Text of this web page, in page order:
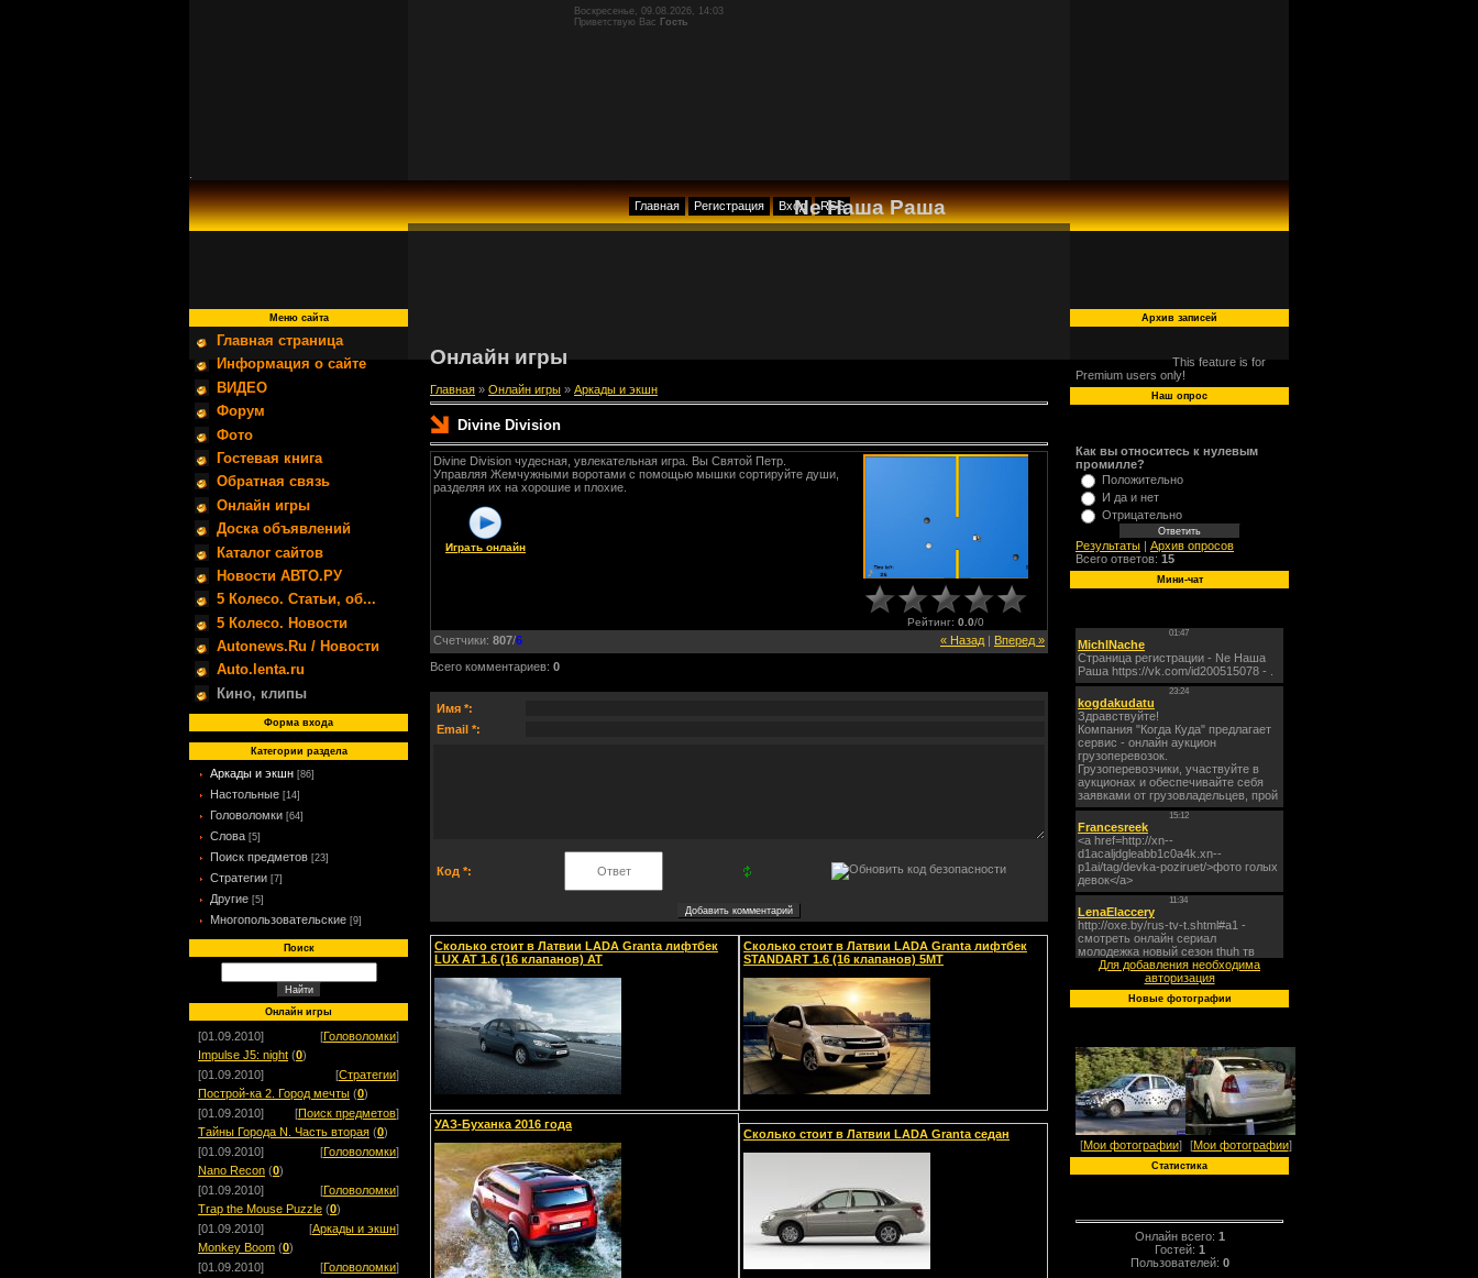
Воскресенье, 09.08.2026, 14:03
Приветствую Вас Гость
Ne Наша Раша
Главная Регистрация Вход RSS
Меню сайта
Главная страница
Информация о сайте
ВИДЕО
Форум
Фото
Гостевая книга
Обратная связь
Онлайн игры
Доска объявлений
Каталог сайтов
Новости АВТО.РУ
5 Колесо. Статьи, об...
5 Колесо. Новости
Autonews.Ru / Новости
Auto.lenta.ru
Кино, клипы
Форма входа
Категории раздела
Аркады и экшн [86]
Настольные [14]
Головоломки [64]
Слова [5]
Поиск предметов [23]
Стратегии [7]
Другие [5]
Многопользовательские [9]
Поиск
Онлайн игры
[01.09.2010] [Головоломки]
Impulse J5: night (0)
[01.09.2010]
[Стратегии]
Построй-ка 2. Город мечты (0)
[01.09.2010]
[Поиск предметов]
Тайны Города N. Часть вторая (0)
[01.09.2010]
[Головоломки]
Nano Recon (0)
[01.09.2010]
[Головоломки]
Trap the Mouse Puzzle (0)
[01.09.2010]
[Аркады и экшн]
Monkey Boom (0)
[01.09.2010]
[Головоломки]
Онлайн игры
Главная » Онлайн игры » Аркады и экшн
Divine Division
Divine Division чудесная, увлекательная игра. Вы Святой Петр.
Управляя Жемчужными воротами с помощью мышки сортируйте души,
разделяя их на хорошие и плохие.
Играть онлайн
Рейтинг: 0.0/0
« Назад Вперед »
Счетчики: 807/6
Всего комментариев: 0
Имя *:
Email *:
Код *:
Сколько стоит в Латвии LADA Granta лифтбек
LUX AT 1.6 (16 клапанов) AT
Сколько стоит в Латвии LADA Granta лифтбек
STANDART 1.6 (16 клапанов) 5MT
УАЗ-Буханка 2016 года
Сколько стоит в Латвии LADA Granta седан
Архив записей
This feature is for
Premium users only!
Наш опрос
Как вы относитесь к нулевым
промилле?
Положительно
И да и нет
Отрицательно
Результаты | Архив опросов
Всего ответов: 15
Мини-чат
Для добавления необходима
авторизация
Новые фотографии
[Мои фотографии] [Мои фотографии]
Статистика
Онлайн всего: 1
Гостей: 1
Пользователей: 0